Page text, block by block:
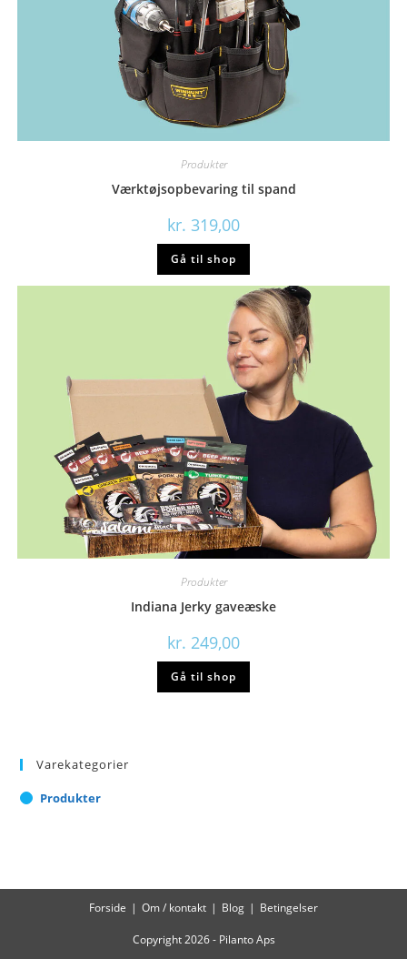
Produkter
Værktøjsopbevaring til spand
kr. 319,00
Gå til shop
Produkter
Indiana Jerky gaveæske
kr. 249,00
Gå til shop
Varekategorier
Produkter
Forside Om / kontakt Blog Betingelser
Copyright 2026 - Pilanto Aps